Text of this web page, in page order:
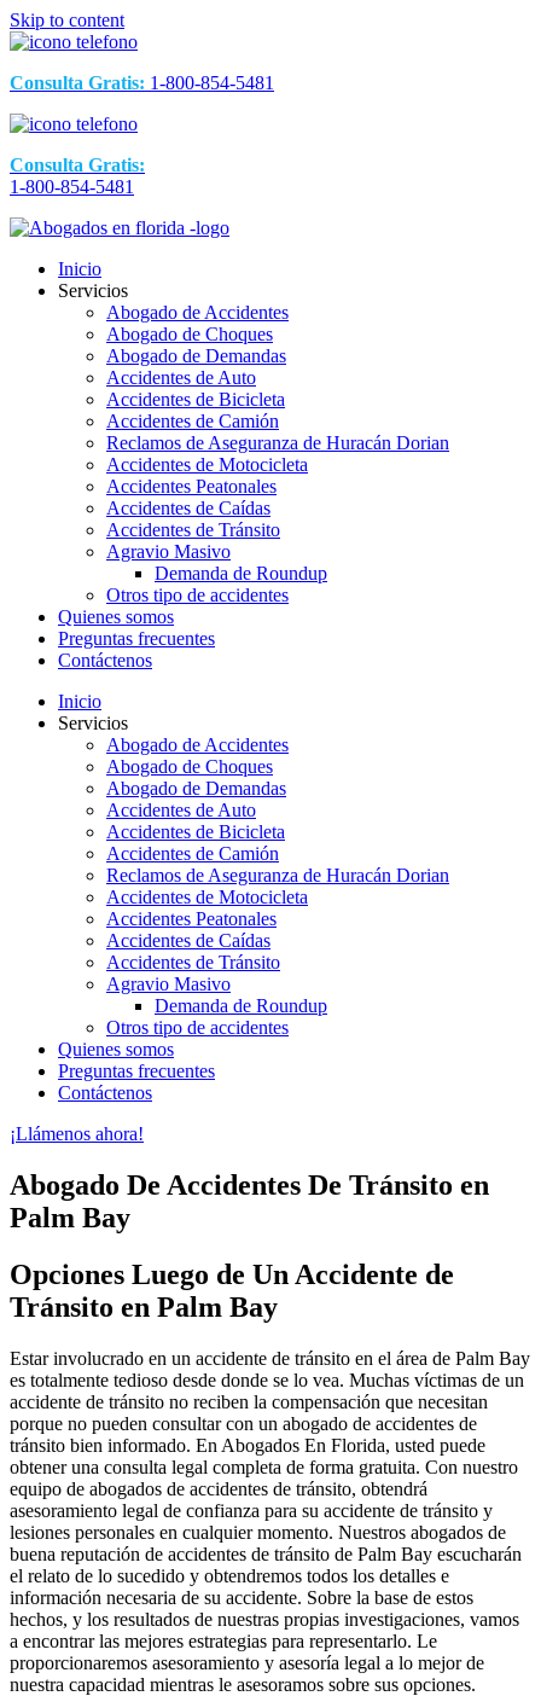
Skip to content
Consulta Gratis: 1-800-854-5481
Consulta Gratis:
1-800-854-5481
Inicio
Servicios
Abogado de Accidentes
Abogado de Choques
Abogado de Demandas
Accidentes de Auto
Accidentes de Bicicleta
Accidentes de Camión
Reclamos de Aseguranza de Huracán Dorian
Accidentes de Motocicleta
Accidentes Peatonales
Accidentes de Caídas
Accidentes de Tránsito
Agravio Masivo
Demanda de Roundup
Otros tipo de accidentes
Quienes somos
Preguntas frecuentes
Contáctenos
Inicio
Servicios
Abogado de Accidentes
Abogado de Choques
Abogado de Demandas
Accidentes de Auto
Accidentes de Bicicleta
Accidentes de Camión
Reclamos de Aseguranza de Huracán Dorian
Accidentes de Motocicleta
Accidentes Peatonales
Accidentes de Caídas
Accidentes de Tránsito
Agravio Masivo
Demanda de Roundup
Otros tipo de accidentes
Quienes somos
Preguntas frecuentes
Contáctenos
¡Llámenos ahora!
Abogado De Accidentes De Tránsito en
Palm Bay
Opciones Luego de Un Accidente de
Tránsito en Palm Bay
Estar involucrado en un accidente de tránsito en el área de Palm Bay
es totalmente tedioso desde donde se lo vea. Muchas víctimas de un
accidente de tránsito no reciben la compensación que necesitan
porque no pueden consultar con un abogado de accidentes de
tránsito bien informado. En Abogados En Florida, usted puede
obtener una consulta legal completa de forma gratuita. Con nuestro
equipo de abogados de accidentes de tránsito, obtendrá
asesoramiento legal de confianza para su accidente de tránsito y
lesiones personales en cualquier momento. Nuestros abogados de
buena reputación de accidentes de tránsito de Palm Bay escucharán
el relato de lo sucedido y obtendremos todos los detalles e
información necesaria de su accidente. Sobre la base de estos
hechos, y los resultados de nuestras propias investigaciones, vamos
a encontrar las mejores estrategias para representarlo. Le
proporcionaremos asesoramiento y asesoría legal a lo mejor de
nuestra capacidad mientras le asesoramos sobre sus opciones.